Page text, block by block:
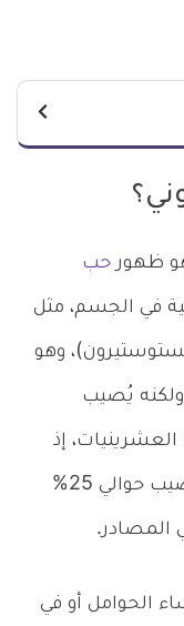
ظهورحب
في الجسم، مثل
وهو
ولكنه يُصيب
إذ
يُصيب ما يقارب من 50% منهن، ويُصيب حوالي 25%
المصادر.
الحوامل أو في